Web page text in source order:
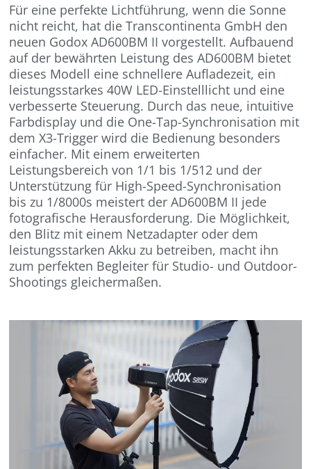
Für eine perfekte Lichtführung, wenn die Sonne
nicht reicht, hat die Transcontinenta GmbH den
neuen Godox AD600BM II vorgestellt. Aufbauend
auf der bewährten Leistung des AD600BM bietet
dieses Modell eine schnellere Aufladezeit, ein
leistungsstarkes 40W LED-Einstelllicht und eine
verbesserte Steuerung. Durch das neue, intuitive
Farbdisplay und die One-Tap-Synchronisation mit
dem X3-Trigger wird die Bedienung besonders
einfacher. Mit einem erweiterten
Leistungsbereich von 1/1 bis 1/512 und der
Unterstützung für High-Speed-Synchronisation
bis zu 1/8000s meistert der AD600BM II jede
fotografische Herausforderung. Die Möglichkeit,
den Blitz mit einem Netzadapter oder dem
leistungsstarken Akku zu betreiben, macht ihn
zum perfekten Begleiter für Studio- und Outdoor-
Shootings gleichermaßen.